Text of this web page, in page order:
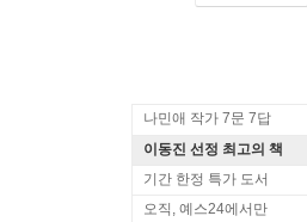
나민애 작가 7문 7답
이동진 선정 최고의 책
기간 한정 특가 도서
오직, 예스24에서만